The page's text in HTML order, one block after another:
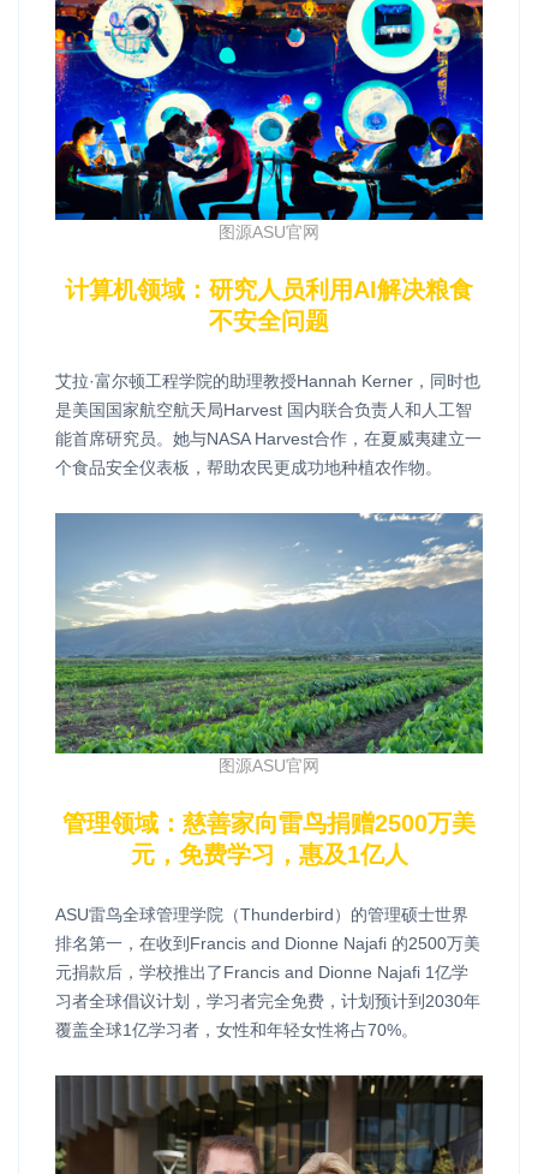
图源ASU官网
计算机领域：研究人员利用AI解决粮食
不安全问题
艾拉·富尔顿工程学院的助理教授Hannah Kerner，同时也
是美国国家航空航天局Harvest 国内联合负责人和人工智
能首席研究员。她与NASA Harvest合作，在夏威夷建立一
个食品安全仪表板，帮助农民更成功地种植农作物。
图源ASU官网
管理领域：慈善家向雷鸟捐赠2500万美
元，免费学习，惠及1亿人
ASU雷鸟全球管理学院（Thunderbird）的管理硕士世界
排名第一，在收到Francis and Dionne Najafi 的2500万美
元捐款后，学校推出了Francis and Dionne Najafi 1亿学
习者全球倡议计划，学习者完全免费，计划预计到2030年
覆盖全球1亿学习者，女性和年轻女性将占70%。